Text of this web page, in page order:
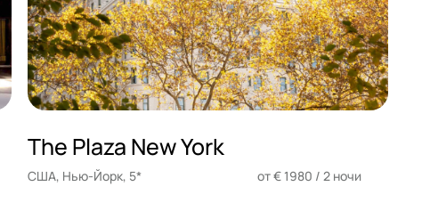
The Plaza New York
США, Нью-Йорк, 5* от € 1980 / 2 ночи